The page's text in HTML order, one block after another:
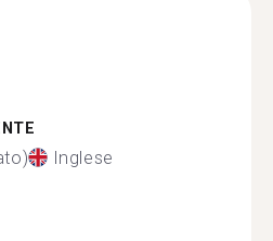
Inglese